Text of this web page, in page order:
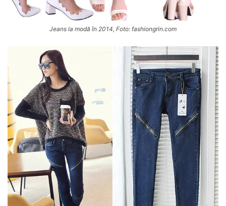
Jeans la modă în 2014, Foto: fashiongrin.com